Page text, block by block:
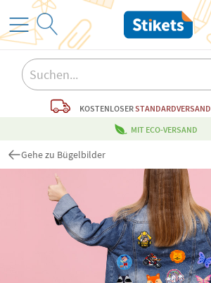
KOSTENLOSERSTANDARDVERSAND
MIT ECO-VERSAND
Gehe zu Bügelbilder